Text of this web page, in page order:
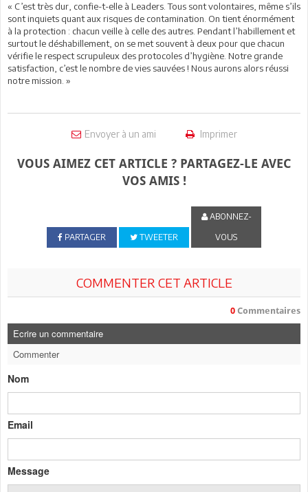
« C’est très dur, confie-t-elle à Leaders. Tous sont volontaires, même s’ils
sont inquiets quant aux risques de contamination. On tient énormément
à la protection : chacun veille à celle des autres. Pendant l’habillement et
surtout le déshabillement, on se met souvent à deux pour que chacun
vérifie le respect scrupuleux des protocoles d’hygiène. Notre grande
satisfaction, c’est le nombre de vies sauvées ! Nous aurons alors réussi
notre mission. »
Envoyer à un ami Imprimer
VOUS AIMEZ CET ARTICLE ? PARTAGEZ-LE AVEC
VOS AMIS !
PARTAGER TWEETER
ABONNEZ-
VOUS
COMMENTER CET ARTICLE
0 Commentaires
Ecrire un commentaire
Commenter
Nom
Email
Message